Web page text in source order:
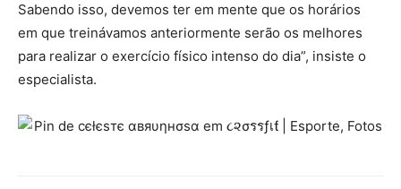
Sabendo isso, devemos ter em mente que os horários
em que treinávamos anteriormente serão os melhores
para realizar o exercício físico intenso do dia”, insiste o
especialista.